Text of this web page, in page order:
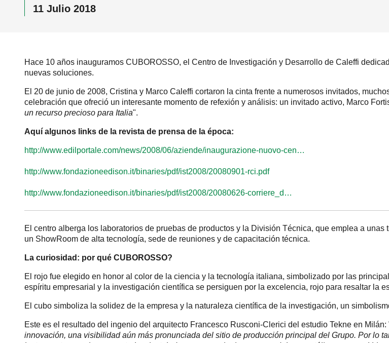
11 Julio 2018
Hace 10 años inauguramos CUBOROSSO, el Centro de Investigación y Desarrollo de Caleffi
nuevas soluciones.
El 20 de junio de 2008, Cristina y Marco Caleffi cortaron la cinta frente a numerosos invitados,
celebración que ofreció un interesante momento de refexión y análisis: un invitado activo, Marco
un recurso precioso para Italia".
Aquí algunos links de la revista de prensa de la época:
http://www.edilportale.com/news/2008/06/aziende/inaugurazione-nuovo-cen…
http://www.fondazioneedison.it/binaries/pdf/ist2008/20080901-rci.pdf
http://www.fondazioneedison.it/binaries/pdf/ist2008/20080626-corriere_d…
El centro alberga los laboratorios de pruebas de productos y la División Técnica, que emplea a
un ShowRoom de alta tecnología, sede de reuniones y de capacitación técnica.
La curiosidad: por qué CUBOROSSO?
El rojo fue elegido en honor al color de la ciencia y la tecnología italiana, simbolizado por las
espíritu empresarial y la investigación científica se persiguen por la excelencia, rojo para resaltar la
El cubo simboliza la solidez de la empresa y la naturaleza científica de la investigación, un
Este es el resultado del ingenio del arquitecto Francesco Rusconi-Clerici del estudio Tekne en Milán:
innovación, una visibilidad aún más pronunciada del sitio de producción principal del Grupo. Por lo